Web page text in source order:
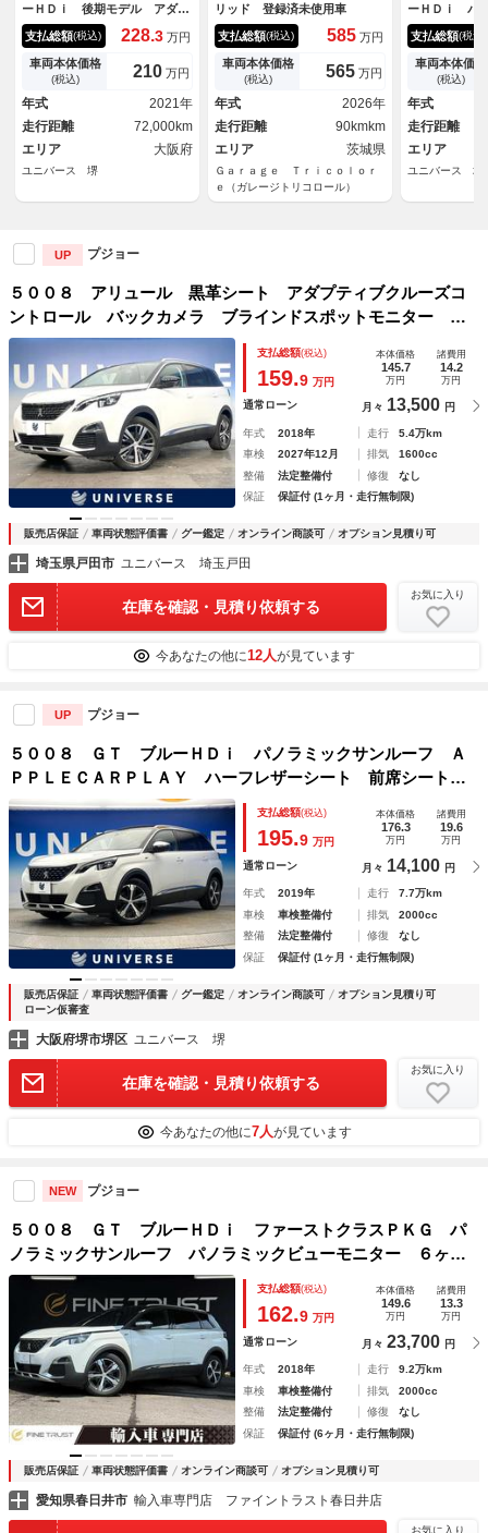
ーＨＤｉ 後期モデル アダプ
ティブクルーズコントロール
レーンアシスト クリアランス
ソナー オートハイビーム Ｌ
ＥＤヘッドライト 前席パワー
シート 前席シートヒーター
純正ナビ バックカメラ 電動
リアゲート
支払総額(税込) 228.3 万円
車両本体価格
(税込) 210 万円
年式
2021年
走行距離
72,000km
エリア
大阪府
ユニバース 堺
リッド 登録済未使用車
支払総額(税込) 585 万円
車両本体価格
(税込) 565 万円
年式
2026年
走行距離
90kmkm
エリア
茨城県
Ｇａｒａｇｅ Ｔｒｉｃｏｌｏｒ
ｅ（ガレージトリコロール）
ーＨＤｉ パ
ーフ ＡＰＰ
Ｙ ハーフレ
シートヒー
ート パワー
Ｄヘッドライ
トエアコン
ール 禁煙車
支払総額(税込)
車両本体価格
(税込)
年式
走行距離
エリア
ユニバース 堺
UP プジョー
５００８ アリュール 黒革シート アダプティブクルーズコ
ントロール バックカメラ ブラインドスポットモニター ３
列シート 電動リアゲート 運転席パワーシート ＬＥＤヘッ
ドライト Ｂｌｕｅｔｏｏｔｈ ＥＴＣ
支払総額(税込)
159.9 万円
本体価格
145.7
万円
諸費用
14.2
万円
通常ローン 月々 13,500 円
年式 2018年 走行
5.4万km
車検
2027年12月 排気
1600cc
整備
法定整備付 修復
なし
保証
保証付 (1ヶ月・走行無制限)
販売店保証 車両状態評価書 グー鑑定 オンライン商談可 オプション見積り可
埼玉県戸田市 ユニバース 埼玉戸田
在庫を確認・見積り依頼する
お気に入り
今あなたの他に12人が見ています
UP プジョー
５００８ ＧＴ ブルーＨＤｉ パノラミックサンルーフ Ａ
ＰＰＬＥＣＡＲＰＬＡＹ ハーフレザーシート 前席シートヒ
ーター 前席パワーシート パワーバックドア ＬＥＤヘッド
ライト デュアルオートエアコン クルーズコントロール 禁
煙車
支払総額(税込)
195.9 万円
本体価格
176.3
万円
諸費用
19.6
万円
通常ローン 月々 14,100 円
年式 2019年 走行
7.7万km
車検
車検整備付 排気
2000cc
整備
法定整備付 修復
なし
保証
保証付 (1ヶ月・走行無制限)
販売店保証 車両状態評価書 グー鑑定 オンライン商談可
オプション見積り可
ローン仮審査
大阪府堺市堺区 ユニバース 堺
在庫を確認・見積り依頼する
お気に入り
今あなたの他に7人が見ています
NEW プジョー
５００８ ＧＴ ブルーＨＤｉ ファーストクラスＰＫＧ パ
ノラミックサンルーフ パノラミックビューモニター ６ヶ月
走行距離無制限保証付 パーキングアシスト 禁煙車 純正Ｈ
ＤＤナビ フルセグＴＶ ハーフレザーシート シートヒータ
支払総額(税込)
162.9 万円
本体価格
149.6
万円
諸費用
13.3
万円
通常ローン 月々 23,700 円
年式 2018年 走行
9.2万km
車検
車検整備付 排気
2000cc
整備
法定整備付 修復
なし
保証
保証付 (6ヶ月・走行無制限)
販売店保証 車両状態評価書 オンライン商談可 オプション見積り可
愛知県春日井市 輸入車専門店 ファイントラスト春日井店
お気に入り